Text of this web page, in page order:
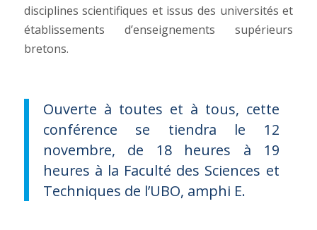
disciplines scientifiques et issus des universités et
établissements d’enseignements supérieurs
bretons.
Ouverte à toutes et à tous, cette
conférence se tiendra le 12
novembre, de 18 heures à 19
heures à la Faculté des Sciences et
Techniques de l’UBO, amphi E.